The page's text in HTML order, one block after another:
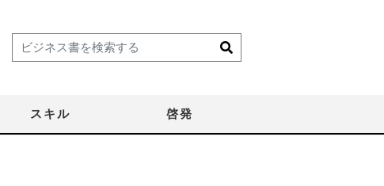
スキル 啓発